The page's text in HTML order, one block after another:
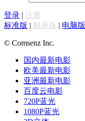
登录 | 注册
标准版 | 触屏版 | 电脑版
© Comsenz Inc.
国内最新电影
欧美最新电影
亚洲最新电影
百度云电影
720P蓝光
1080P蓝光